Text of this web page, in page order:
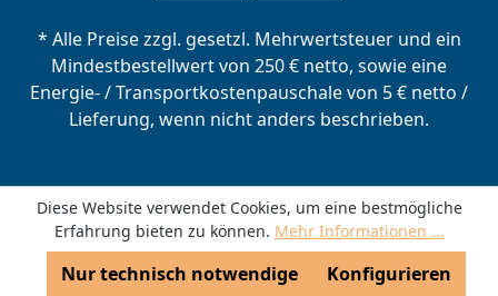
* Alle Preise zzgl. gesetzl. Mehrwertsteuer und ein
Mindestbestellwert von 250 € netto, sowie eine
Energie- / Transportkostenpauschale von 5 € netto /
Lieferung, wenn nicht anders beschrieben.
Diese Website verwendet Cookies, um eine bestmögliche
Erfahrung bieten zu können. Mehr Informationen ...
Nur technisch notwendige Konfigurieren